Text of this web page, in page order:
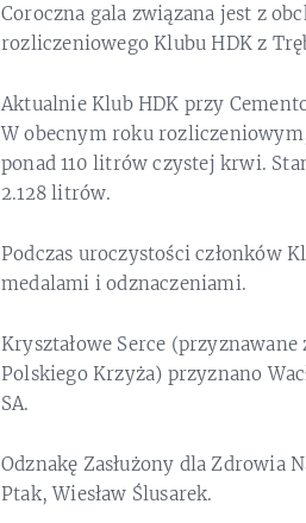
Coroczna gala związana jest z
rozliczeniowego Klubu HDK z
Aktualnie Klub HDK przy
W obecnym roku
ponad 110 litrów czystej krwi.
2.128 litrów.
Podczas uroczystości członków
medalami i odznaczeniami.
Kryształowe Serce
Polskiego Krzyża) przyznano
SA.
Odznakę Zasłużony dla Zdrowia
Ptak, Wiesław Ślusarek.